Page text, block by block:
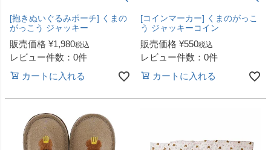
[抱きぬいぐるみポーチ] くまの
がっこう ジャッキー
販売価格 ¥1,980税込
レビュー件数：0件
カートに入れる
[コインマーカー] くまのがっこ
う ジャッキーコイン
販売価格 ¥550税込
レビュー件数：0件
カートに入れる